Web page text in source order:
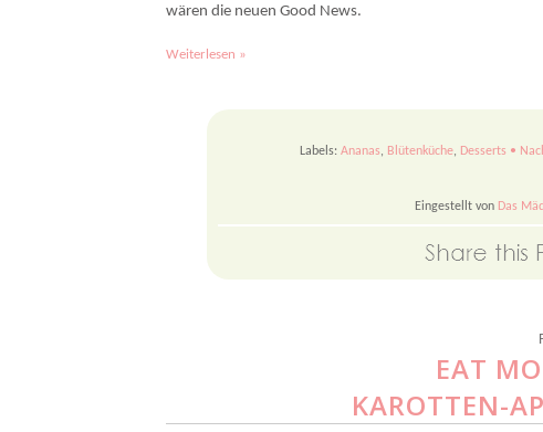
wären die neuen Good News.
Weiterlesen »
Labels: Ananas, Blütenküche, Desserts •
Eingestellt von Das
EAT
KAROTTEN-